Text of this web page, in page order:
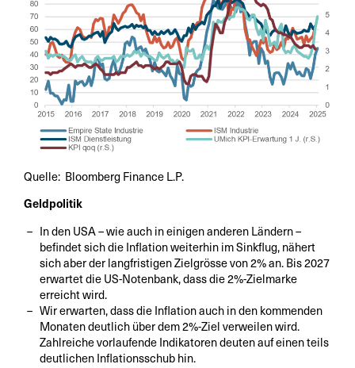
Quelle: Bloomberg Finance L.P.
Geldpolitik
In den USA – wie auch in einigen anderen Ländern –
befindet sich die Inflation weiterhin im Sinkflug, nähert
sich aber der langfristigen Zielgrösse von 2% an. Bis 2027
erwartet die US-Notenbank, dass die 2%-Zielmarke
erreicht wird.
Wir erwarten, dass die Inflation auch in den kommenden
Monaten deutlich über dem 2%-Ziel verweilen wird.
Zahlreiche vorlaufende Indikatoren deuten auf einen teils
deutlichen Inflationsschub hin.